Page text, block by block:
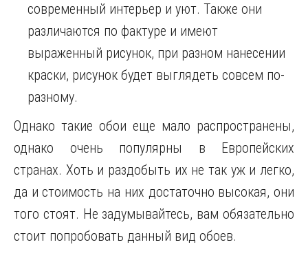
современный интерьер и уют. Также они
различаются по фактуре и имеют
выраженный рисунок, при разном нанесении
краски, рисунок будет выглядеть совсем по-
разному.
Однако такие обои еще мало распространены,
однако очень популярны в Европейских
странах. Хоть и раздобыть их не так уж и легко,
да и стоимость на них достаточно высокая, они
того стоят. Не задумывайтесь, вам обязательно
стоит попробовать данный вид обоев.